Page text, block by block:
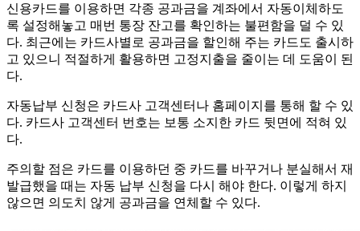
신용카드를 이용하면 각종 공과금을 계좌에서 자동이체하도
록 설정해놓고 매번 통장 잔고를 확인하는 불편함을 덜 수 있
다. 최근에는 카드사별로 공과금을 할인해 주는 카드도 출시하
고 있으니 적절하게 활용하면 고정지출을 줄이는 데 도움이 된
다.
자동납부 신청은 카드사 고객센터나 홈페이지를 통해 할 수 있
다. 카드사 고객센터 번호는 보통 소지한 카드 뒷면에 적혀 있
다.
주의할 점은 카드를 이용하던 중 카드를 바꾸거나 분실해서 재
발급했을 때는 자동 납부 신청을 다시 해야 한다. 이렇게 하지
않으면 의도치 않게 공과금을 연체할 수 있다.